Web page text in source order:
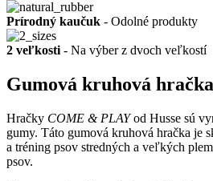
Prírodný kaučuk - Odolné produkty
2 veľkosti - Na výber z dvoch veľkostí
Gumová kruhová
Hračky COME & PLAYod Husse sú
gumy. Táto gumová kruhová hračka je
a tréning psov stredných a veľkých
psov.